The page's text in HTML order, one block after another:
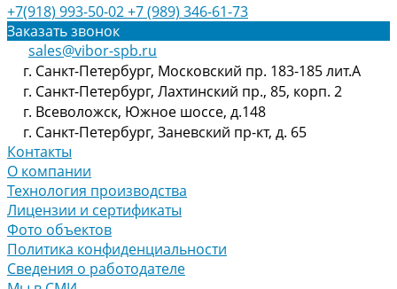
+7(918) 993-50-02+7 (989) 346-61-73
Заказать звонок
sales@vibor-spb.ru
г. Санкт-Петербург, Московский пр. 183-185 лит.А
г. Санкт-Петербург, Лахтинский пр., 85, корп. 2
г. Всеволожск, Южное шоссе, д.148
г. Санкт-Петербург, Заневский пр-кт, д. 65
Контакты
О компании
Технология производства
Лицензии и сертификаты
Фото объектов
Политика конфиденциальности
Сведения о работодателе